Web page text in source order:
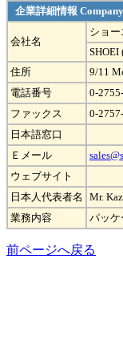
企業詳細情報
会社名
ショ
SHOEI
住所
9/11
電話番号
0-
ファックス
0-
日本語窓口
Ｅメール
ウェブサイト
日本人代表者名
Mr.
業務内容
パッケ
前ページへ戻る